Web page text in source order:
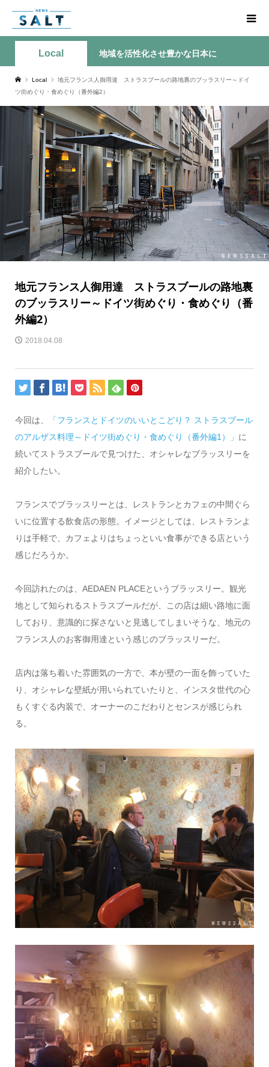
Local 地域を活性化させ豊かな日本に
Local
地元フランス人御用達 ストラスブールの路地裏のブッラスリー～ドイ
ツ街めぐり・食めぐり（番外編2）
地元フランス人御用達 ストラスブールの路地裏
のブッラスリー～ドイツ街めぐり・食めぐり（番
外編2）
2018.04.08
今回は、
「フランスとドイツのいいとこどり？ ストラスブール
のアルザス料理～ドイツ街めぐり・食めぐり（番外編1）」 に
続いてストラスブールで見つけた、オシャレなブラッスリーを
紹介したい。
フランスでブラッスリーとは、レストランとカフェの中間ぐら
いに位置する飲食店の形態。イメージとしては、レストランよ
りは手軽で、カフェよりはちょっといい食事ができる店という
感じだろうか。
今回訪れたのは、AEDAEN PLACEというブラッスリー。観光
地として知られるストラスブールだが、この店は細い路地に面
しており、意識的に探さないと見逃してしまいそうな、地元の
フランス人のお客御用達という感じのブラッスリーだ。
店内は落ち着いた雰囲気の一方で、本が壁の一面を飾っていた
り、オシャレな壁紙が用いられていたりと、インスタ世代の心
もくすぐる内装で、オーナーのこだわりとセンスが感じられ
る。